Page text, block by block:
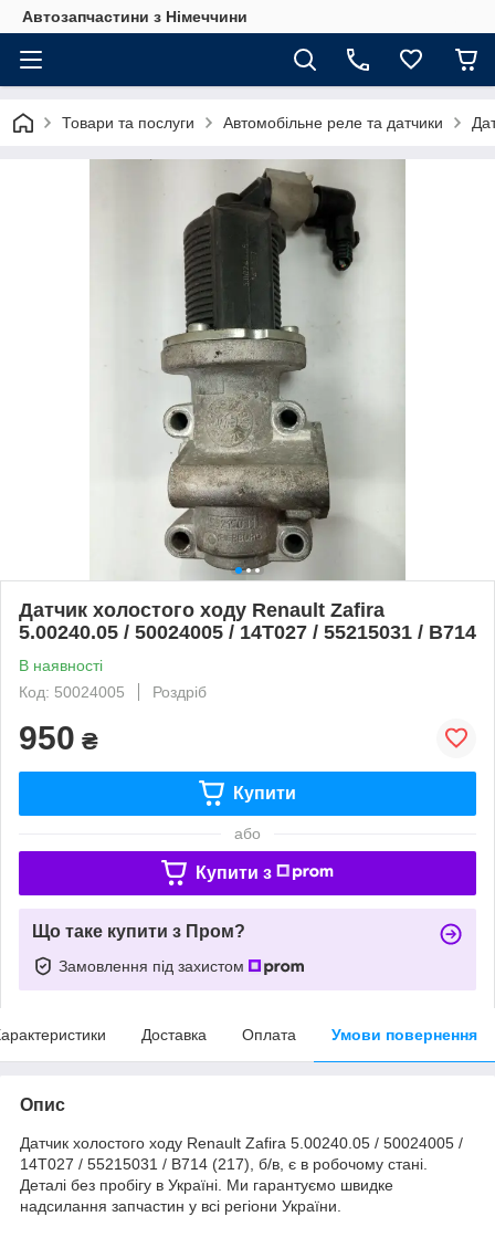
Автозапчастини з Німеччини
Товари та послуги Автомобільне реле та датчики
Датчик холостого ходу Renault Zafira
5.00240.05 / 50024005 / 14T027 / 55215031 / B714
В наявності
Код: 50024005
Роздріб
950 ₴
Купити
або
Купити з
Що таке купити з Пром?
Замовлення під захистом
Доставка Оплата Умови повернення
Опис
Датчик холостого ходу Renault Zafira 5.00240.05 / 50024005 /
14T027 / 55215031 / B714 (217), б/в, є в робочому стані.
Деталі без пробігу в Україні. Ми гарантуємо швидке
надсилання запчастин у всі регіони України.